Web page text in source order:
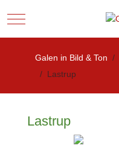
Mobile Menu Toggle
Galen in Bild & Ton
Lastrup
Lastrup